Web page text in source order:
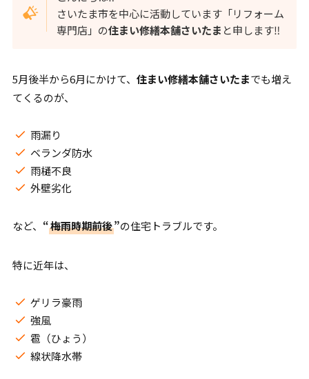
さいたま市を中心に活動しています「リフォーム
専門店」の住まい修繕本舗さいたま と申します‼︎
5月後半から6月にかけて、 住まい修繕本舗さいたまでも増え
てくるのが、
雨漏り
ベランダ防水
雨樋不良
外壁劣化
など、 “梅雨時期前後”の住宅トラブルです。
特に近年は、
ゲリラ豪雨
強風
雹（ひょう）
線状降水帯